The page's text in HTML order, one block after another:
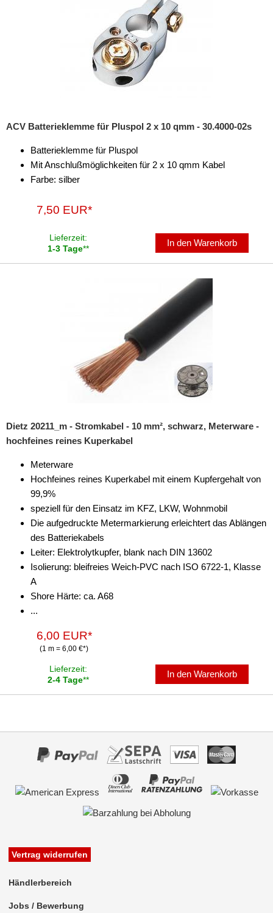
ACV Batterieklemme für Pluspol 2 x 10 qmm - 30.4000-02s
Batterieklemme für Pluspol
Mit Anschlußmöglichkeiten für 2 x 10 qmm Kabel
Farbe: silber
7,50 EUR*
Lieferzeit:
1-3 Tage**
In den Warenkorb
Dietz 20211_m - Stromkabel - 10 mm², schwarz, Meterware -
hochfeines reines Kuperkabel
Meterware
Hochfeines reines Kuperkabel mit einem Kupfergehalt von
99,9%
speziell für den Einsatz im KFZ, LKW, Wohnmobil
Die aufgedruckte Metermarkierung erleichtert das Ablängen
des Batteriekabels
Leiter: Elektrolytkupfer, blank nach DIN 13602
Isolierung: bleifreies Weich-PVC nach ISO 6722-1, Klasse
A
Shore Härte: ca. A68
...
6,00 EUR*
(1 m = 6,00 €*)
Lieferzeit:
2-4 Tage**
In den Warenkorb
Vertrag widerrufen
Händlerbereich
Jobs / Bewerbung